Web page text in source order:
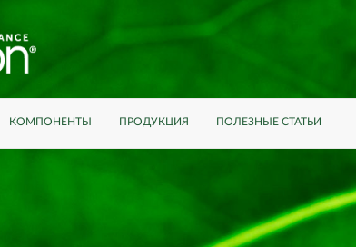
КОМПОНЕНТЫ ПРОДУКЦИЯ ПОЛЕЗНЫЕ СТАТЬИ